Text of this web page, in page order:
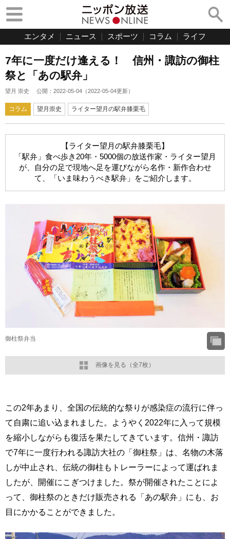
エンタメ ニュース スポーツ コラム ライフ
7年に一度だけ逢える！ 信州・諏訪の御柱
祭と「あの駅弁」
望月 崇史 公開： 2022-05-04 （2022-05-04更新）
コラム 望月崇史 ライター望月の駅弁膝栗毛
【ライター望月の駅弁膝栗毛】
「駅弁」食べ歩き20年・5000個の放送作家・ライター望月
が、自分の足で現地へ足を運びながら名作・新作合わせ
て、「いま味わうべき駅弁」をご紹介します。
画像を見る（全7枚）
御柱祭弁当
この2年あまり、全国の伝統的な祭りが感染症の流行に伴っ
て自粛に追い込まれました。ようやく2022年に入って規模
を縮小しながらも復活を果たしてきています。信州・諏訪
で7年に一度行われる諏訪大社の「御柱祭」は、名物の木落
しが中止され、伝統の御柱もトレーラーによって運ばれま
したが、開催にこぎつけました。祭が開催されたことによ
って、御柱祭のときだけ販売される「あの駅弁」にも、お
目にかかることができました。